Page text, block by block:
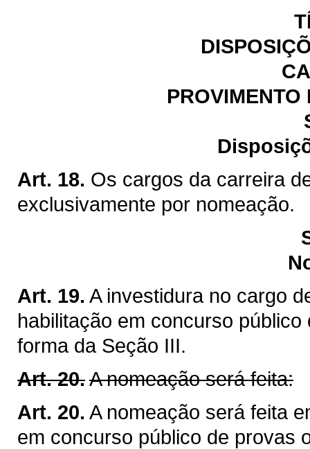
Art. 18. Os cargos da carreira
exclusivamente por nomeação.
Art. 19. A investidura no cargo
habilitação em concurso
forma da Seção III.
Art. 20.A nomeação será feita:
Art. 20. A nomeação será feita
em concurso público de provas